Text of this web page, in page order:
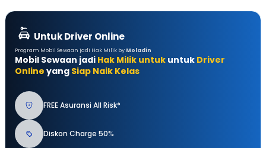
Untuk Driver Online
Program Mobil Sewaan jadi Hak Milik by Moladin
Mobil Sewaan jadi Hak Milik untuk untuk Driver
Online yang Siap Naik Kelas
FREE Asuransi All Risk*
Diskon Charge 50%